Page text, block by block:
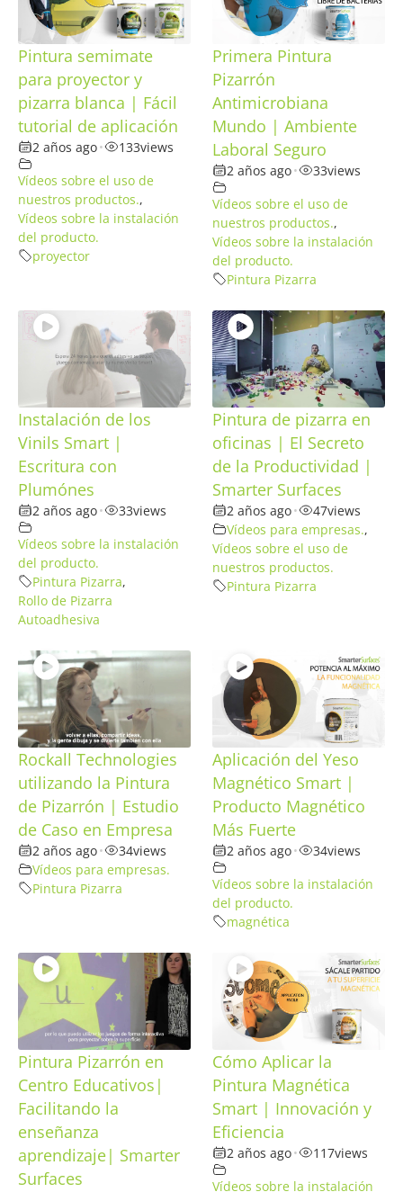
Pintura semimate
para proyector y
pizarra blanca | Fácil
tutorial de aplicación
2 años ago• 133views
Vídeos sobre el uso de
nuestros productos.,
Vídeos sobre la instalación
del producto.
proyector
Primera Pintura
Pizarrón
Antimicrobiana
Mundo | Ambiente
Laboral Seguro
2 años ago• 33views
Vídeos sobre el uso de
nuestros productos.,
Vídeos sobre la instalación
del producto.
Pintura Pizarra
Instalación de los
Vinils Smart |
Escritura con
Plumónes
2 años ago• 33views
Vídeos sobre la instalación
del producto.
Pintura Pizarra,
Rollo de Pizarra
Autoadhesiva
Pintura de pizarra en
oficinas | El Secreto
de la Productividad |
Smarter Surfaces
2 años ago• 47views
Vídeos para empresas.,
Vídeos sobre el uso de
nuestros productos.
Pintura Pizarra
Rockall Technologies
utilizando la Pintura
de Pizarrón | Estudio
de Caso en Empresa
2 años ago• 34views
Vídeos para empresas.
Pintura Pizarra
Aplicación del Yeso
Magnético Smart |
Producto Magnético
Más Fuerte
2 años ago• 34views
Vídeos sobre la instalación
del producto.
magnética
Pintura Pizarrón en
Centro Educativos|
Facilitando la
enseñanza
aprendizaje| Smarter
Surfaces
Cómo Aplicar la
Pintura Magnética
Smart | Innovación y
Eficiencia
2 años ago• 117views
Vídeos sobre la instalación